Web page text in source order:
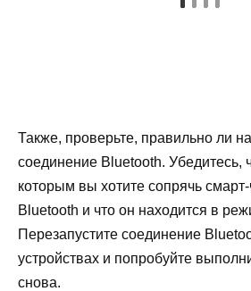
Также, проверьте, правильно ли
соединение Bluetooth. Убедитесь,
которым вы хотите сопрячь
Bluetooth и что он находится в
Перезапустите соединение
устройствах и попробуйте
снова.